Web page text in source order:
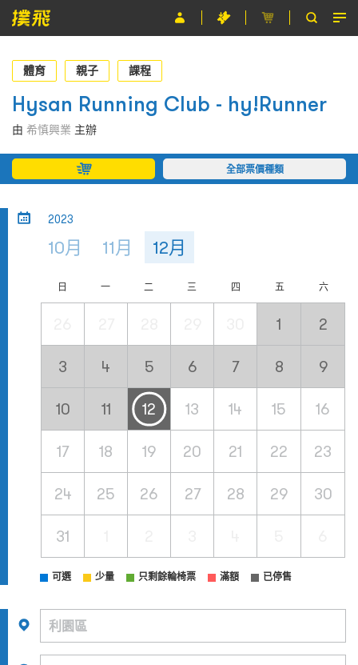
節目
主辦單位
關於撲飛
條款及細則
體育 親子 課程
Hysan Running Club - hy!Runner
由 希慎興業 主辦
全部票價種類
2023
10月 11月 12月
日 一 二 三 四 五 六
1 2
3 4 5 6 7 8 9
10 11 12 13 14 15 16
17 18 19 20 21 22 23
24 25 26 27 28 29 30
31
可選 少量 只剩餘輪椅票 滿額 已停售